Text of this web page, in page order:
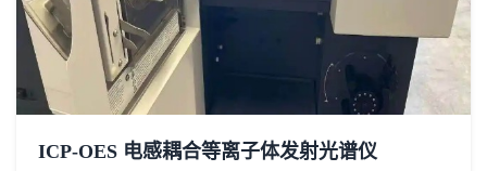
ICP-OES 电感耦合等离子体发射光谱仪